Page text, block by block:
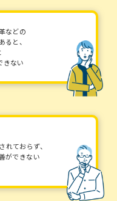
などの
と、
きない
ておらず、
ができない